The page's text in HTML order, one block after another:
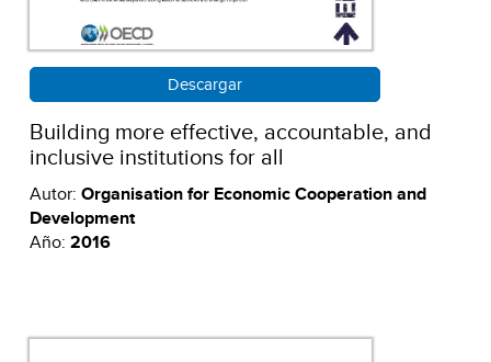
Descargar
Building more effective, accountable, and
inclusive institutions for all
Autor: Organisation for Economic Cooperation and
Development
Año: 2016